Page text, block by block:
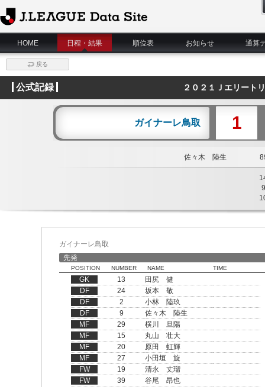
J.League Data Site
HOME
日程・結果 順位表 お知らせ 通算
戻る
公式記録 ２０２１Ｊエリート
ガイナーレ鳥取 1
佐々木 陸生
9
ガイナーレ鳥取
先発
POSITION NUMBER NAME TIME
GK 13
田尻 健
DF
24
坂本 敬
DF
2
小林 陸玖
DF
9
佐々木 陸生
MF
29
横川 旦陽
MF
15
丸山 壮大
MF
20
原田 虹輝
MF
27
小田垣 旋
FW
19
清永 丈瑠
FW
39
谷尾 昂也